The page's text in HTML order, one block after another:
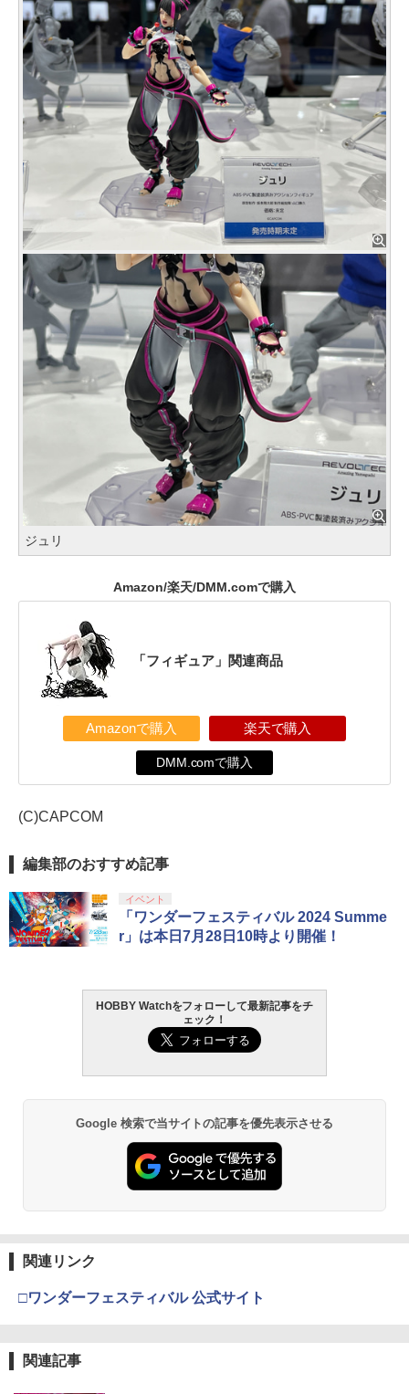
ジュリ
Amazon/楽天/DMM.comで購入
「フィギュア」関連商品
Amazonで購入 楽天で購入
DMM.comで購入
(C)CAPCOM
編集部のおすすめ記事
イベント
「ワンダーフェスティバル 2024 Summe
r」は本日7月28日10時より開催！
HOBBY Watchをフォローして最新記事をチ
ェック！
Google 検索で当サイトの記事を優先表示させる
関連リンク
□ワンダーフェスティバル 公式サイト
関連記事